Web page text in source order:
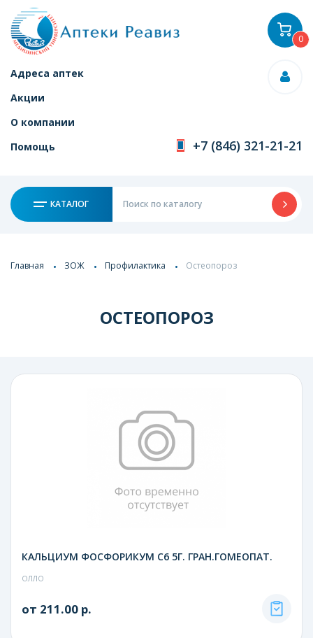
Адреса аптек
Акции
О компании
Помощь
+7 (846) 321-21-21
КАТАЛОГ
0
Главная ЗОЖ Профилактика Остеопороз
ОСТЕОПОРОЗ
КАЛЬЦИУМ ФОСФОРИКУМ С6 5Г. ГРАН.ГОМЕОПАТ.
ОЛЛО
от 211.00 р.